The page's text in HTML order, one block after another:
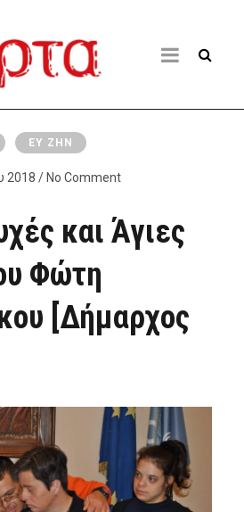
ΕΥ ΖΗΝ
2018 / No Comment
και Άγιες
Φώτη
[Δήμαρχος